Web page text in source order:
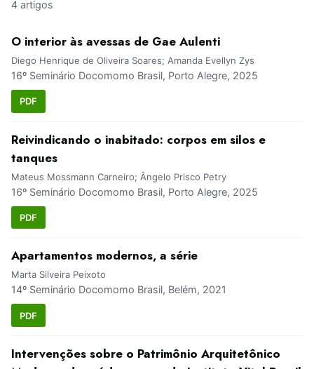
4 artigos
O interior às avessas de Gae Aulenti
Diego Henrique de Oliveira Soares; Amanda Evellyn Zys
16º Seminário Docomomo Brasil, Porto Alegre, 2025
PDF
Reivindicando o inabitado: corpos em silos e
tanques
Mateus Mossmann Carneiro; Ângelo Prisco Petry
16º Seminário Docomomo Brasil, Porto Alegre, 2025
PDF
Apartamentos modernos, a série
Marta Silveira Peixoto
14º Seminário Docomomo Brasil, Belém, 2021
PDF
Intervenções sobre o Patrimônio Arquitetônico